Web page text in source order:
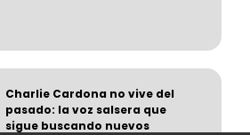
Charlie Cardona no vive del
pasado: la voz salsera que
sigue buscando nuevos